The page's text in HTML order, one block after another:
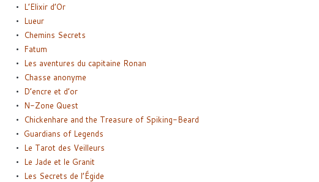
L’Elixir d’Or
Lueur
Chemins Secrets
Fatum
Les aventures du capitaine Ronan
Chasse anonyme
D’encre et d’or
N-Zone Quest
Chickenhare and the Treasure of Spiking-Beard
Guardians of Legends
Le Tarot des Veilleurs
Le Jade et le Granit
Les Secrets de l’Égide